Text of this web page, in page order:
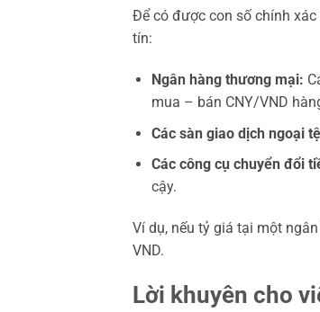
Để có được con số chính
tín:
Ngân hàng thương mại:
mua – bán CNY/VND
Các sàn giao dịch ngoại
Các công cụ chuyển đổi
cậy.
Ví dụ, nếu tỷ giá tại một
VND.
Lời khuyên cho